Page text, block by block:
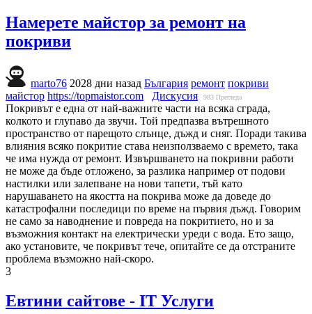
Намерете майстор за ремонт на
покриви
marto76 2028 дни назад България ремонт покриви
майстор https://topmaistor.com Дискусия 983 Прегледа
Покривът е една от най-важните части на всяка сграда,
колкото и глупаво да звучи. Той предпазва вътрешното
пространство от парещото слънце, дъжд и сняг. Поради такива
влияния всяко покритие става неизползваемо с времето, така
че има нужда от ремонт. Извършването на покривни работи
не може да бъде отложено, за разлика например от подови
настилки или залепване на нови тапети, тъй като
нарушаването на якостта на покрива може да доведе до
катастрофални последици по време на първия дъжд. Говорим
не само за наводнение и повреда на покритието, но и за
възможния контакт на електрически уреди с вода. Ето защо,
ако установите, че покривът тече, опитайте се да отстраните
проблема възможно най-скоро.
3
Евтини сайтове - IT Услуги